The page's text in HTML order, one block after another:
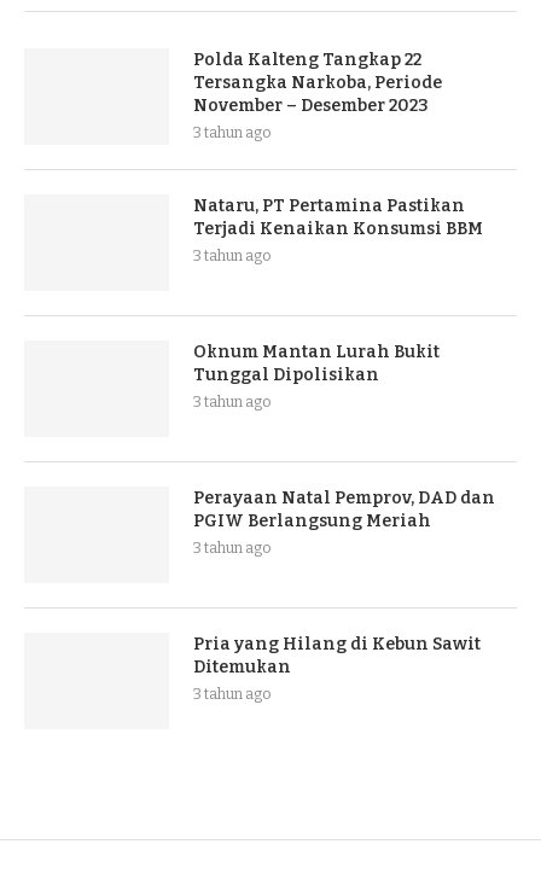
Polda Kalteng Tangkap 22
Tersangka Narkoba, Periode
November – Desember 2023
3 tahun ago
Nataru, PT Pertamina Pastikan
Terjadi Kenaikan Konsumsi BBM
3 tahun ago
Oknum Mantan Lurah Bukit
Tunggal Dipolisikan
3 tahun ago
Perayaan Natal Pemprov, DAD dan
PGIW Berlangsung Meriah
3 tahun ago
Pria yang Hilang di Kebun Sawit
Ditemukan
3 tahun ago